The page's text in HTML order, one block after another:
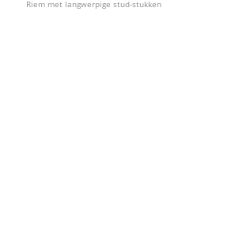
Riem met langwerpige stud-stukken